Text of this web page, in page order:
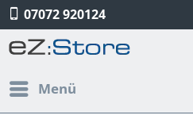
07072 920124
Menü